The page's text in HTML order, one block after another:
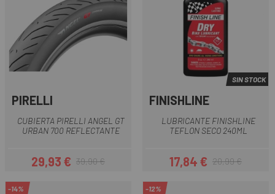
PIRELLI
CUBIERTA PIRELLI ANGEL GT
URBAN 700 REFLECTANTE
Precio
29,93 €Precio regular
39,90 €
SIN STOCK
FINISHLINE
LUBRICANTE FINISHLINE
TEFLON SECO 240ML
Precio
17,84 €Precio regular
20,99 €
-14% -12%